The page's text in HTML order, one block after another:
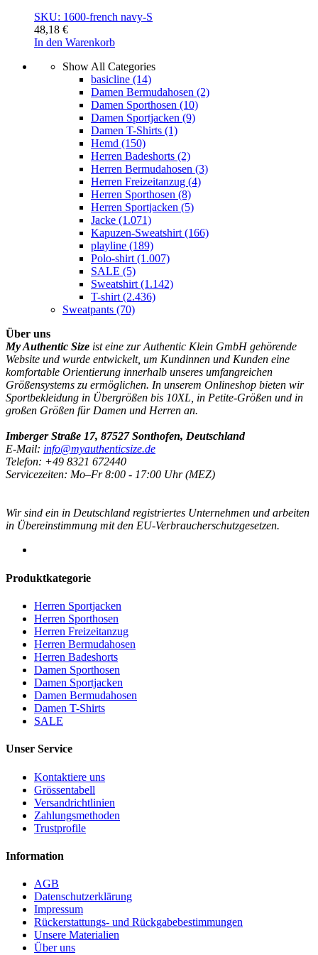
SKU: 1600-french navy-S
48,18 €
In den Warenkorb
Show All Categories
basicline (14)
Damen Bermudahosen (2)
Damen Sporthosen (10)
Damen Sportjacken (9)
Damen T-Shirts (1)
Hemd (150)
Herren Badeshorts (2)
Herren Bermudahosen (3)
Herren Freizeitanzug (4)
Herren Sporthosen (8)
Herren Sportjacken (5)
Jacke (1.071)
Kapuzen-Sweatshirt(166)
playline (189)
Polo-shirt(1.007)
SALE (5)
Sweatshirt(1.142)
T-shirt(2.436)
Sweatpants (70)
Über uns
My Authentic Size ist eine zur Authentic Klein GmbH gehörende
Website und wurde entwickelt, um Kundinnen und Kunden eine
komfortable Orientierung innerhalb unseres umfangreichen
Größensystems zu ermöglichen. In unserem Onlineshop bieten wir
Sportbekleidung in Übergrößen bis 10XL, in Petite-Größen und in
großen Größen für Damen und Herren an.
Imberger Straße 17, 87527 Sonthofen, Deutschland
E-Mail: info@myauthenticsize.de
Telefon: +49 8321 672440
Servicezeiten: Mo–Fr 8:00 - 17:00 Uhr (MEZ)
Wir sind ein in Deutschland registriertes Unternehmen und arbeiten
in Übereinstimmung mit den EU-Verbraucherschutzgesetzen.
Produktkategorie
Herren Sportjacken
Herren Sporthosen
Herren Freizeitanzug
Herren Bermudahosen
Herren Badeshorts
Damen Sporthosen
Damen Sportjacken
Damen Bermudahosen
Damen T-Shirts
SALE
Unser Service
Kontaktiere uns
Grössentabell
Versandrichtlinien
Zahlungsmethoden
Trustprofile
Information
AGB
Datenschutzerklärung
Impressum
Rückerstattungs- und Rückgabebestimmungen
Unsere Materialien
Über uns